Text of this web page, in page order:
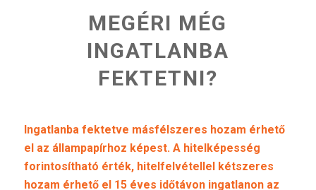
MEGÉRI MÉG
INGATLANBA
FEKTETNI?
Ingatlanba fektetve másfélszeres hozam érhető
el az állampapírhoz képest. A hitelképesség
forintosítható érték, hitelfelvétellel kétszeres
hozam érhető el 15 éves időtávon ingatlanon az